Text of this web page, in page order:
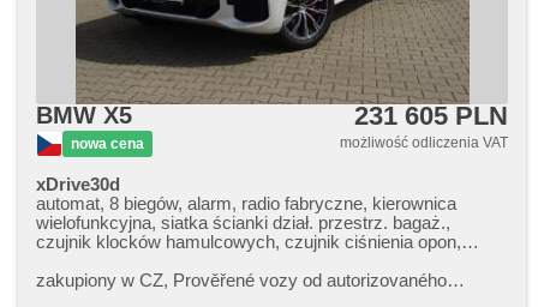
BMW X5
nowa cena
231 605 PLN
możliwość odliczenia VAT
xDrive30d
automat, 8 biegów, alarm, radio fabryczne, kierownica
wielofunkcyjna, siatka ścianki dział. przestrz. bagaż.,
czujnik klocków hamulcowych, czujnik ciśnienia opon,
aluminiowe, el. tažné zařízení, bezklíčové odemykání,
zakupiony w CZ,​ Prověřené vozy od autorizovaného